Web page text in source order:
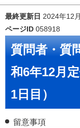
最終更新日 2024年12
ページID 058918
質問者・質
和6年12月
1日目）
留意事項